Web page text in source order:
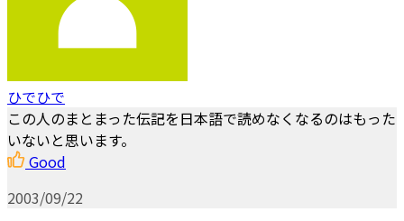
ひでひで
この人のまとまった伝記を日本語で読めなくなるのはもった
いないと思います。
Good
2003/09/22